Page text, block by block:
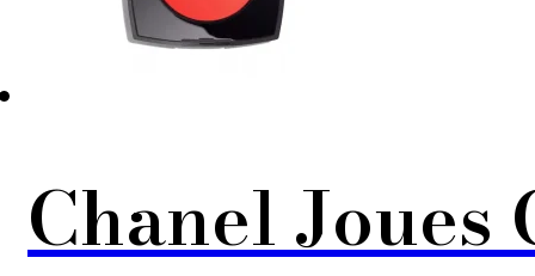
Chanel Joues